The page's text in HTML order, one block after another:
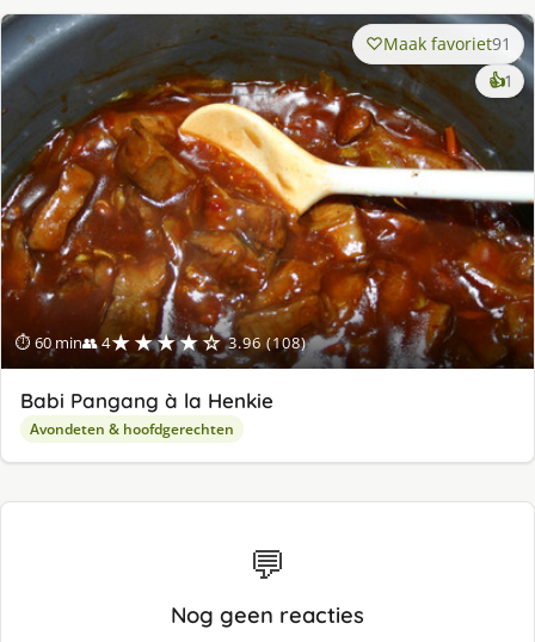
⏱ 60 min👥 4★★★★☆ 3.96 (108)
Maak favoriet91
👍1
Babi Pangang à la Henkie
Avondeten & hoofdgerechten
💬
Nog geen reacties